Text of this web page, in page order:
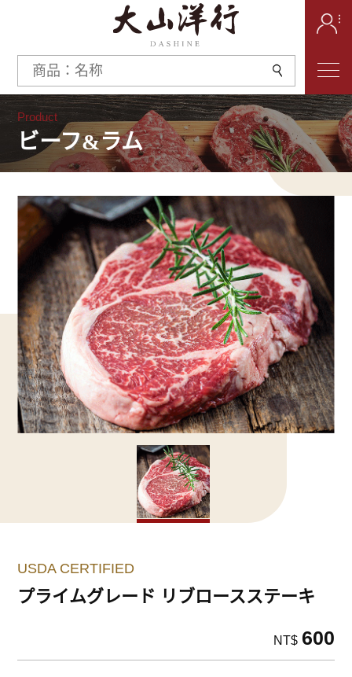
Product
ビーフ&ラム
USDA CERTIFIED
プライムグレード リブロースステーキ
NT$ 600